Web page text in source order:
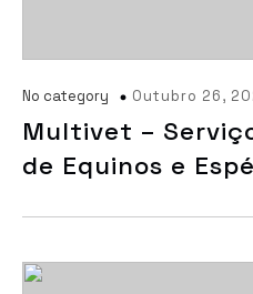
No category Outubro 26,
Multivet –
de Equinos e